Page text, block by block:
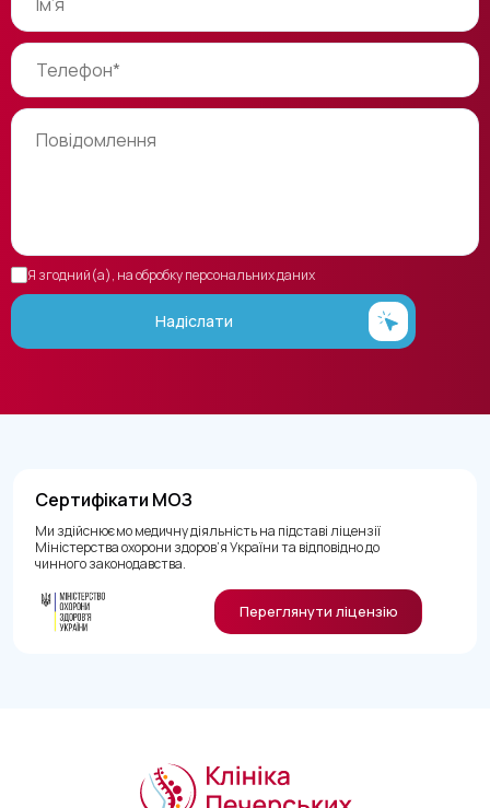
Я згодний(а), на обробку персональних даних
Надіслати
Сертифікати МОЗ
Ми здійснюємо медичну діяльність на підставі ліцензії
Міністерства охорони здоров’я України та відповідно до
чинного законодавства.
Переглянути ліцензію